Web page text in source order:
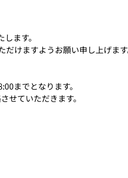
ます。
けますようお願い申し上げます
までとなります。
せていただきます。